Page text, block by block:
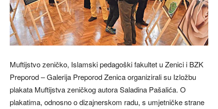
Muftijstvo zeničko, Islamski pedagoški fakultet u Zenici i BZK
Preporod – Galerija Preporod Zenica organizirali su Izložbu
plakata Muftijstva zeničkog autora Saladina Pašalića. O
plakatima, odnosno o dizajnerskom radu, s umjetničke strane